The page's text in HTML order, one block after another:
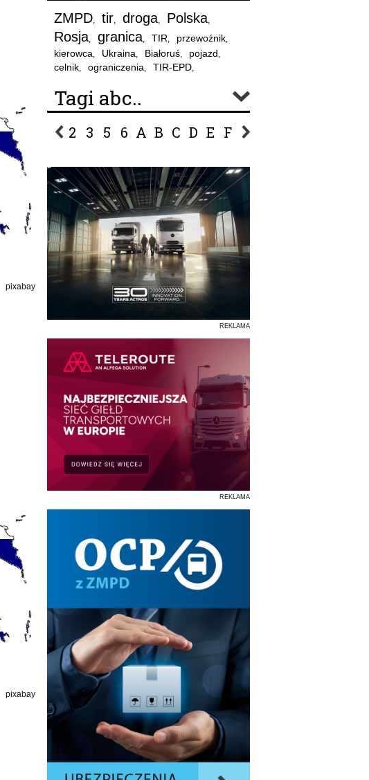
pixabay
pixabay
ZMPD, tir, droga, Polska,
Rosja, granica, TIR, przewoźnik,
kierowca, Ukraina, Białoruś, pojazd,
celnik, ograniczenia, TIR-EPD,
Tagi abc..
2 3 5 6 A B C D E F G
REKLAMA
REKLAMA